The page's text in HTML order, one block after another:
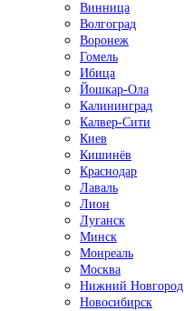
Винница
Волгоград
Воронеж
Гомель
Ибица
Йошкар-Ола
Калининград
Калвер-Сити
Киев
Кишинёв
Краснодар
Лаваль
Лион
Луганск
Минск
Монреаль
Москва
Нижний Новгород
Новосибирск